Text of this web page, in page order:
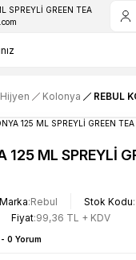
Kolonya REBUL
125 ML SPREYLİ
Marka Rebul Stok Kodu
Fiyat 99,36 TL + KDV
0 Yorum